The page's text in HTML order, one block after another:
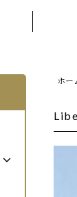
ホー